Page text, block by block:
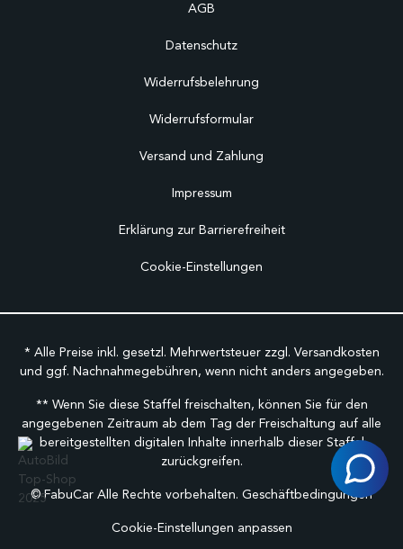
AGB
Datenschutz
Widerrufsbelehrung
Widerrufsformular
Versand und Zahlung
Impressum
Erklärung zur Barrierefreiheit
Cookie-Einstellungen
* Alle Preise inkl. gesetzl. Mehrwertsteuer zzgl. Versandkosten
und ggf. Nachnahmegebühren, wenn nicht anders angegeben.
** Wenn Sie diese Staffel freischalten, können Sie für den
angegebenen Zeitraum ab dem Tag der Freischaltung auf alle
bereitgestellten digitalen Inhalte innerhalb dieser Staffel
zurückgreifen.
©FabuCar Alle Rechte vorbehalten. Geschäftbedingungen
Cookie-Einstellungen anpassen